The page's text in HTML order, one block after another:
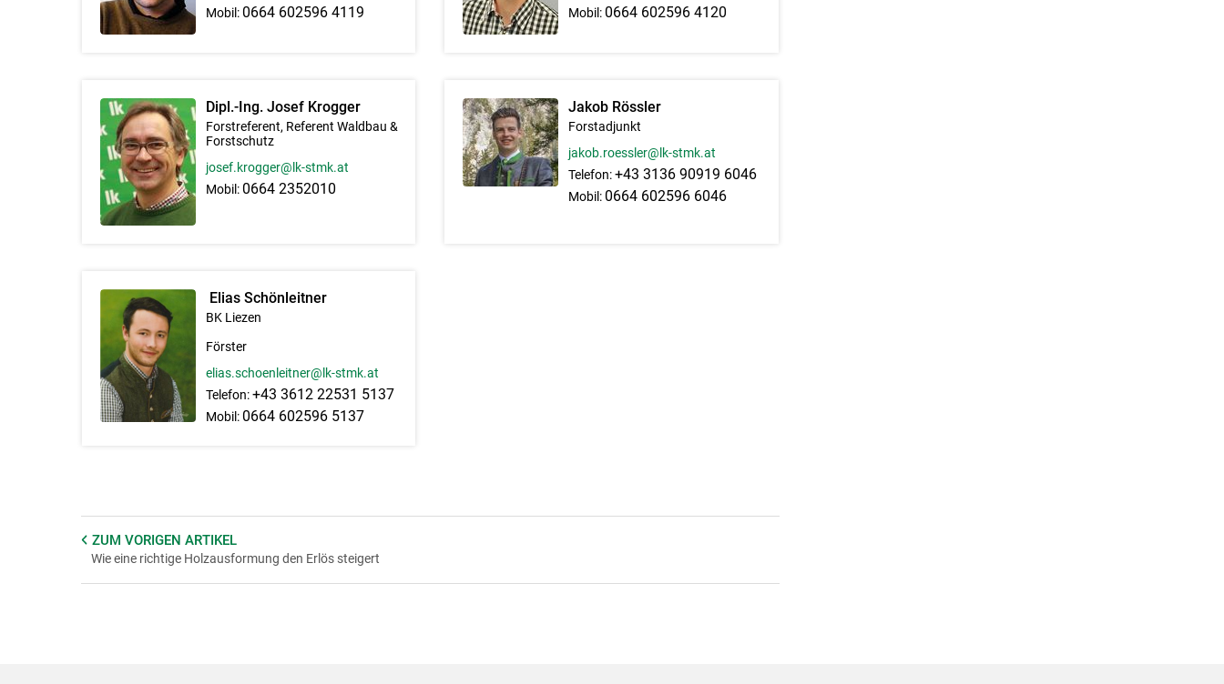
Mobil:0664 602596 4119
Mobil:0664 602596 4120
Dipl.-Ing. Josef Krogger
Forstreferent, Referent Waldbau &
Forstschutz
josef.krogger@lk-stmk.at
Mobil:0664 2352010
Jakob Rössler
Forstadjunkt
jakob.roessler@lk-stmk.at
Telefon:+43 3136 90919 6046
Mobil:0664 602596 6046
Elias Schönleitner
BK Liezen
Förster
elias.schoenleitner@lk-stmk.at
Telefon:+43 3612 22531 5137
Mobil:0664 602596 5137
ZUM VORIGEN ARTIKEL
Wie eine richtige Holzausformung den Erlös steigert